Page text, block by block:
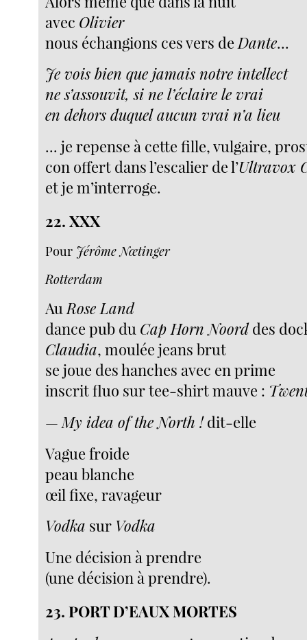
avec Olivier
nous échangions ces vers de Dante...
Je vois bien que jamais notre intellect
ne s’assouvit, si ne l’éclaire le vrai
en dehors duquel aucun vrai n’a lieu
... je repense à cette fille, vulgaire,
con offert dans l’escalier de l’Ultravox
et je m’interroge.
22. XXX
Pour Jérôme Nœtinger
Rotterdam
AuRose Land
dance pub du Cap Horn Noorddes
Claudia, moulée jeans brut
se joue des hanches avec en prime
inscrit fluo sur tee-shirt mauve :
—My idea of the North !dit-elle
Vague froide
peau blanche
œil fixe, ravageur
Vodka sur Vodka
Une décision à prendre
(une décision à prendre).
23. PORT D’EAUX MORTES